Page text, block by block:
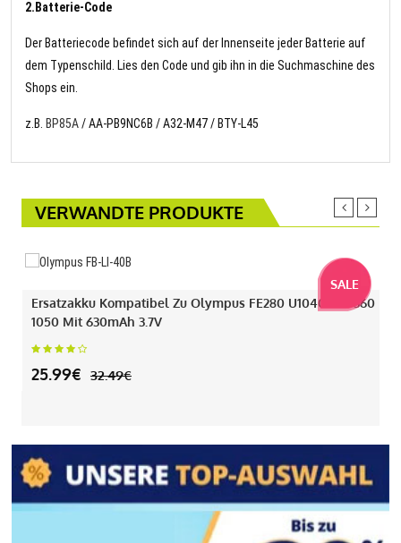
2.Batterie-Code
Der Batteriecode befindet sich auf der Innenseite jeder Batterie auf
dem Typenschild. Lies den Code und gib ihn in die Suchmaschine des
Shops ein.
z.B. BP85A/ AA-PB9NC6B / A32-M47 / BTY-L45
VERWANDTE PRODUKTE
SALE
Ersatzakku Kompatibel Zu Olympus FE280 U1040 330 360
1050 Mit 630mAh 3.7V
25.99€ 32.49€